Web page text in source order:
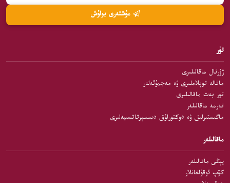
تۈر
ژۇرنال ماقالىلىرى
ماقالە توپلاملىرى ۋە مەجمۇئەلەر
تور بەت ماقالىلىرى
تەرمە ماقالىلەر
ماگىستىرلىق ۋە دوكتورلۇق دىسسېرتاتسىيەلىرى
ماقالىلەر
يېڭى ماقالىلەر
كۆپ ئوقۇلغانلار